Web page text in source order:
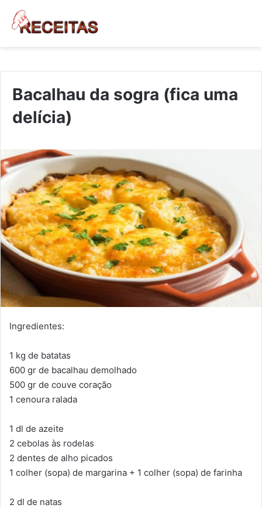
Bacalhau da sogra (fica uma
delícia)
Ingredientes:
1 kg de batatas
600 gr de bacalhau demolhado
500 gr de couve coração
1 cenoura ralada
1 dl de azeite
2 cebolas às rodelas
2 dentes de alho picados
1 colher (sopa) de margarina + 1 colher (sopa) de farinha
2 dl de natas